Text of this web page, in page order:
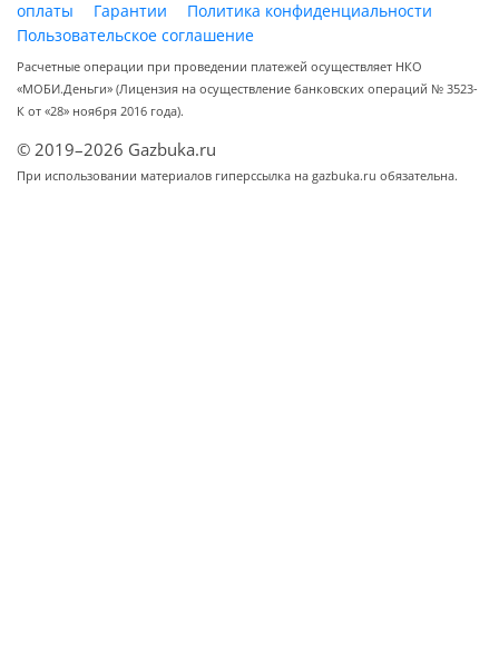
оплаты
Гарантии
Политика конфиденциальности
Пользовательское соглашение
Расчетные операции при проведении платежей осуществляет НКО
«МОБИ.Деньги» (Лицензия на осуществление банковских операций № 3523-
К от «28» ноября 2016 года).
© 2019–2026 Gazbuka.ru
При использовании материалов гиперссылка на gazbuka.ru обязательна.